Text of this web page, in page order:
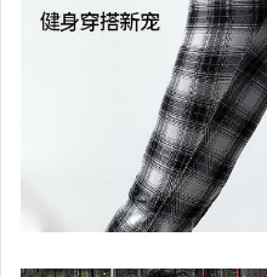
男性精品與服飾
偶像、球員卡與郵幣
手錶與飾品配件
女包精品與女鞋